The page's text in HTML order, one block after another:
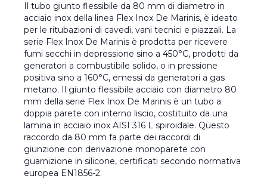
Il tubo giunto flessibile da 80 mm di diametro in
acciaio inox della linea Flex Inox De Marinis, è ideato
per le ritubazioni di cavedi, vani tecnici e piazzali. La
serie Flex Inox De Marinis è prodotta per ricevere
fumi secchi in depressione sino a 450°C, prodotti da
generatori a combustibile solido, o in pressione
positiva sino a 160°C, emessi da generatori a gas
metano. Il giunto flessibile acciaio con diametro 80
mm della serie Flex Inox De Marinis è un tubo a
doppia parete con interno liscio, costituito da una
lamina in acciaio inox AISI 316 L spiroidale. Questo
raccordo da 80 mm fa parte dei raccordi di
giunzione con derivazione monoparete con
guarnizione in silicone, certificati secondo normativa
europea EN1856-2.